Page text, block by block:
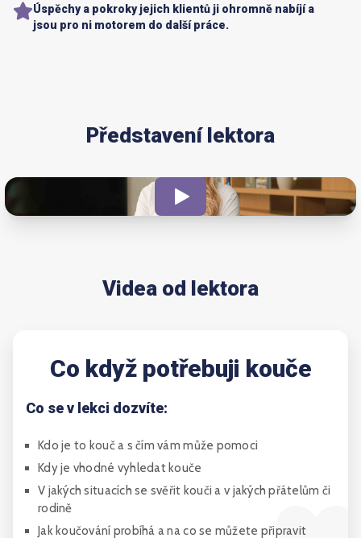
Úspěchy a pokroky jejich klientů ji ohromně nabíjí a
jsou pro ni motorem do další práce.
Představení lektora
Videa od lektora
Co když potřebuji kouče
Co se v lekci dozvíte:
Kdo je to kouč a s čím vám může pomoci
Kdy je vhodné vyhledat kouče
V jakých situacích se svěřit kouči a v jakých přátelům či
rodině
Jak koučování probíhá a na co se můžete připravit